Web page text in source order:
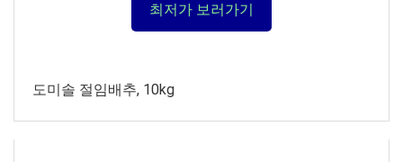
최저가 보러가기
도미솔 절임배추, 10kg